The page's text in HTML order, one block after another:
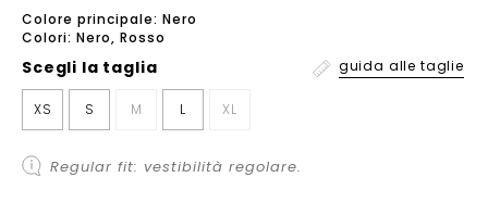
Colore principale: Nero
Colori: Nero, Rosso
Scegli la taglia guida alle taglie
XS S M L XL
Regular fit: vestibilità regolare.